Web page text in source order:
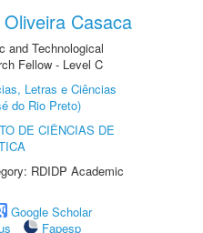
Casaca
and Technological
Fellow - Level C
Letras e Ciências
do Rio Preto)
DE CIÊNCIAS DE
RDIDP Academic
Google Scholar
Fapesp